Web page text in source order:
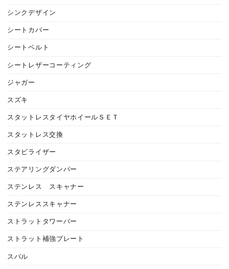
シンクデザイン
シートカバー
シートベルト
シートレザーコーティング
ジャガー
スズキ
スタットレスタイヤホイールＳＥＴ
スタットレス交換
スタビライザー
ステアリングダンパー
ステンレス スキャナー
ステンレススキャナー
ストラットタワーバー
ストラット補強プレート
スバル